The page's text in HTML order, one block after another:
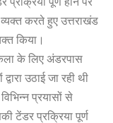
व्यक्त करते हुए उत्तराखंड
किया।
कला के लिए अंडरपास
उठाई जा रही थी
प्रयासों से
टेंडर प्रक्रिया पूर्ण